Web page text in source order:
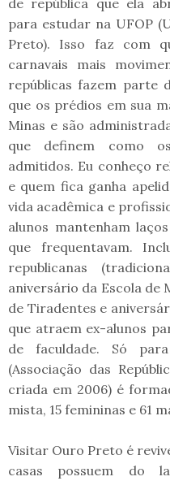
para estudar na UFOP
Preto). Isso faz com
carnavais mais
repúblicas fazem parte
que os prédios em sua
Minas e são
que definem como
admitidos. Eu conheço
e quem fica ganha
vida acadêmica e
alunos mantenham
que frequentavam.
republicanas
aniversário da Escola de
de Tiradentes e
que atraem ex-alunos
de faculdade. Só
(Associação das
criada em 2006) é
mista, 15 femininas e 61
Visitar Ouro Preto é
casas possuem do